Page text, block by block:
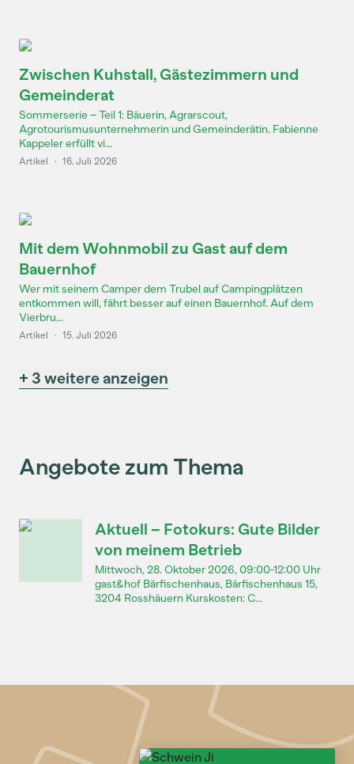
Zwischen Kuhstall, Gästezimmern und
Gemeinderat
Sommerserie – Teil 1: Bäuerin, Agrarscout,
Agrotourismusunternehmerin und Gemeinderätin. Fabienne
Kappeler erfüllt vi...
Artikel · 16. Juli 2026
Mit dem Wohnmobil zu Gast auf dem
Bauernhof
Wer mit seinem Camper dem Trubel auf Campingplätzen
entkommen will, fährt besser auf einen Bauernhof. Auf dem
Vierbru...
Artikel · 15. Juli 2026
+ 3 weitere anzeigen
Angebote zum Thema
Aktuell – Fotokurs: Gute Bilder
von meinem Betrieb
Mittwoch, 28. Oktober 2026, 09:00-12:00 Uhr
gast&hof Bärfischenhaus, Bärfischenhaus 15,
3204 Rosshäuern Kurskosten: C...